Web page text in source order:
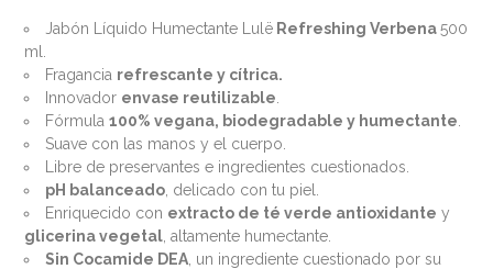
Jabón Líquido Humectante Lulë Refreshing Verbena500
ml.
Fragancia refrescante y cítrica.
Innovador envase reutilizable
Fórmula 100% vegana, biodegradable y humectante
Suave con las manos y el cuerpo.
Libre de preservantes e ingredientes cuestionados.
pH balanceado , delicado con tu piel.
Enriquecido con extracto de té verde antioxidante y
glicerina vegetal , altamente humectante.
Sin Cocamide DEA , un ingrediente cuestionado por su